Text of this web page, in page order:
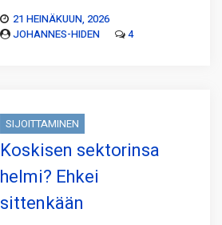
21 HEINÄKUUN, 2026
JOHANNES-HIDEN
4
SIJOITTAMINEN
Koskisen sektorinsa
helmi? Ehkei
sittenkään